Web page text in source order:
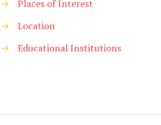
→
Places of Interest
→
Location
→
Educational Institutions